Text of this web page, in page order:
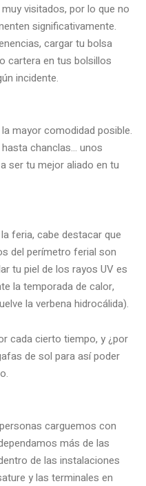
visitados, por lo que no
significativamente.
cargar tu bolsa
cartera en tus bolsillos
incidente.
mayor comodidad posible.
chanclas… unos
ser tu mejor aliado en tu
feria, cabe destacar que
del perímetro ferial son
tu piel de los rayos UV es
la temporada de calor,
la verbena hidrocálida).
cada cierto tiempo, y ¿por
de sol para así poder
carguemos con
más de las
de las instalaciones
y las terminales en